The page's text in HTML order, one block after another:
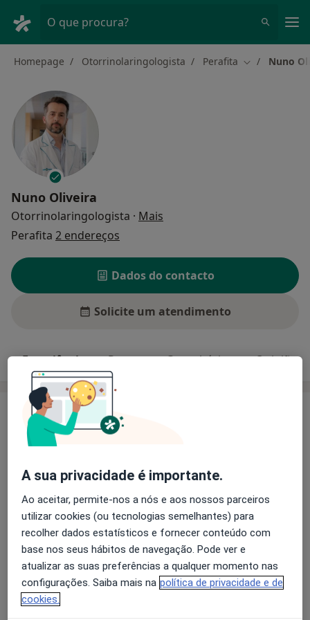
O que procura?
Homepage Otorrinolaringologista Perafita Mudar de
Nuno
Nuno Oliveira
Otorrinolaringologista · Mais
Perafita 2 endereços
Dados do contacto
Solicite um atendimento
Experiência Preços Consultórios Opiniões
Experiência
Licenciado em Medicina em 2002 pela Faculdade de de
Lisboa com final de 17 valores. Internato Geral no
Hospital de Marcos, Braga 2003-04. Especialização em
Otorrinolaringologia no Hospital Pedro Hispano em
2010 com 19.0 valores.
Assistente Hospitalar do Hospital Pedro Hispano,
ULSM-Matosinhos desde 2010. Responsável pela
Consulta de Grupo Oncológico e Consulta da
Deglutição Co-responsável pela Cirurgia de
Ambulatório.
Colaborador como especialista ORL em várias
maisSobre mim
Principais doenças tratadas
Doenças Vestibulares
A sua privacidade é importante.
Ao aceitar, permite-nos a nós e aos nossos parceiros
utilizar cookies (ou tecnologias semelhantes) para
recolher dados estatísticos e fornecer conteúdo com
base nos seus hábitos de navegação. Pode ver e
atualizar as suas preferências a qualquer momento nas
configurações. Saiba mais na política de privacidade e de
cookies.